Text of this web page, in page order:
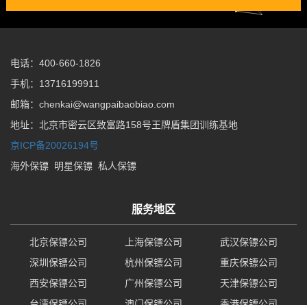
电话：400-660-1826
手机：13716199911
邮箱：chenkai@wangpaibaobiao.com
地址：北京市密云区致富路158号王牌盾集团训练基地
京ICP备20026194号
海外保镖
明星保镖 私人保镖
服务地区
北京保镖公司 上海保镖公司
武汉保镖公司
深圳保镖公司
杭州保镖公司
重庆保镖公司
西安保镖公司
广州保镖公司
天津保镖公司